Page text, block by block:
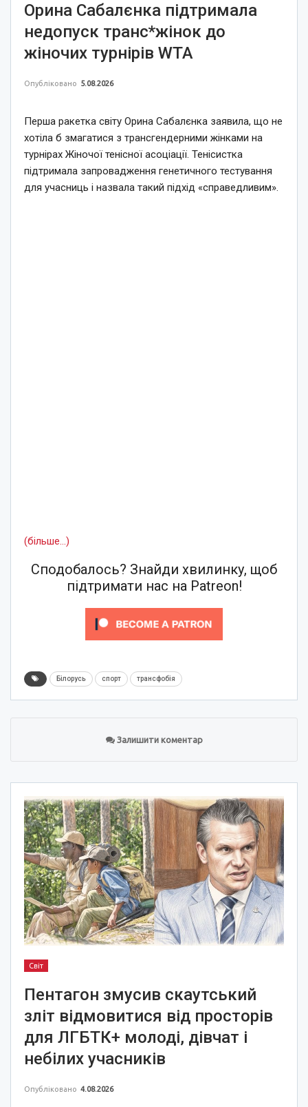
Орина Сабалєнка підтримала
недопуск транс*жінок до
жіночих турнірів WTA
Опубліковано 5.08.2026
Перша ракетка світу Орина Сабалєнка заявила, що не
хотіла б змагатися з трансгендерними жінками на
турнірах Жіночої тенісної асоціації. Тенісистка
підтримала запровадження генетичного тестування
для учасниць і назвала такий підхід «справедливим».
(більше…)
Сподобалось? Знайди хвилинку, щоб
підтримати нас на Patreon!
Білорусь спорт трансфобія
Залишити коментар
Світ
Пентагон змусив скаутський
зліт відмовитися від просторів
для ЛГБТК+ молоді, дівчат і
небілих учасників
Опубліковано 4.08.2026